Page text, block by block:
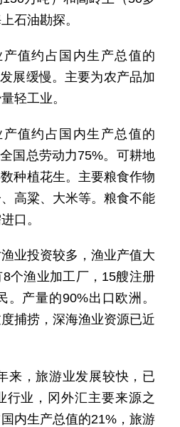
石油勘探。
产值约占国内生产总值的
展缓慢。主要为农产品加
轻工业。
产值约占国内生产总值的
国总劳动力75%。可耕地
种植花生。主要粮食作物
高粱、大米等。粮食不能
口。
业投资较多，渔业产值大
个渔业加工厂，15艘注册
。产量的90%出口欧洲。
捕捞，深海渔业资源已近
来，旅游业发展较快，已
行业，冈外汇主要来源之
内生产总值的21%，旅游